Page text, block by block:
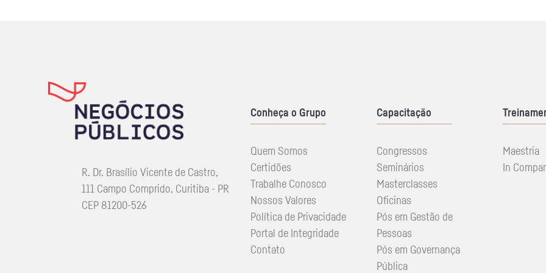
R. Dr. Brasílio Vicente de Castro,
111 Campo Comprido, Curitiba - PR
CEP 81200-526
Conheça o Grupo
Quem Somos
Certidões
Trabalhe Conosco
Nossos Valores
Política de Privacidade
Portal de Integridade
Contato
Capacitação
Congressos
Seminários
Masterclasses
Oficinas
Pós em Gestão de
Pessoas
Pós em Governança
Pública
Maestria
In